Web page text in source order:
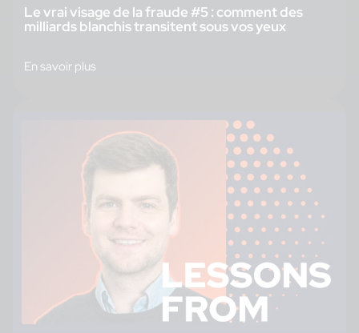
Le vrai visage de la fraude #5 : comment des
milliards blanchis transitent sous vos yeux
En savoir plus